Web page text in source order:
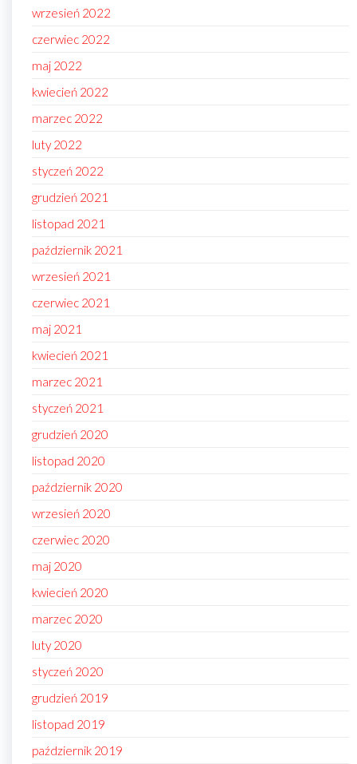
wrzesień 2022
czerwiec 2022
maj 2022
kwiecień 2022
marzec 2022
luty 2022
styczeń 2022
grudzień 2021
listopad 2021
październik 2021
wrzesień 2021
czerwiec 2021
maj 2021
kwiecień 2021
marzec 2021
styczeń 2021
grudzień 2020
listopad 2020
październik 2020
wrzesień 2020
czerwiec 2020
maj 2020
kwiecień 2020
marzec 2020
luty 2020
styczeń 2020
grudzień 2019
listopad 2019
październik 2019